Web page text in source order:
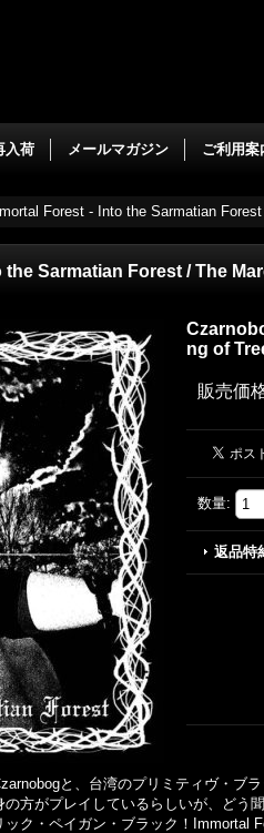
入荷 メールマガジン ご利用案
Forest - Into the Sarmatian
Sarmatian Forest / The
ng of
販売価
数量:
返品特
と、台湾のプリミティヴ・ブ
方がプレイしているらしいが、ど
ク・ペイガン・ブラック！Immortal